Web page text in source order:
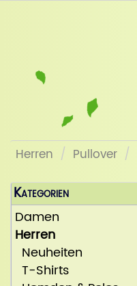
Herren Pullover
Kategorien
Damen
Herren
Neuheiten
T-Shirts